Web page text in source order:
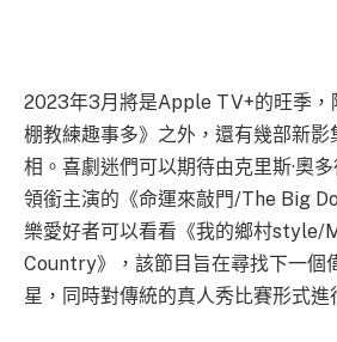
2023年3月將是Apple TV+的旺季，
棚教練趣事多》之外，還有幾部新影
相。喜劇迷們可以期待由克里斯·奧多
領銜主演的《命運來敲門/The Big
樂愛好者可以看看《我的鄉村style/
Country》，該節目旨在尋找下一個
星，同時對傳統的真人秀比賽形式進